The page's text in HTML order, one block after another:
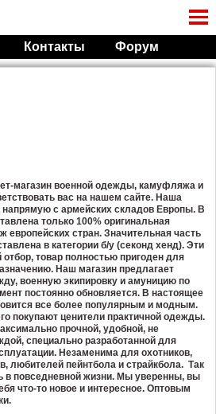
Контакты Форум
магазин военной одежды, камуфляжа и
вас на нашем сайте. Наша
напрямую с армейских складов Европы. В
только 100% оригинальная
европейских стран. Значительная часть
в категории б/у (секонд хенд). Эти
товар полностью пригоден для
Наш магазин предлагает
военную экипировку и амуницию по
постоянно обновляется. В настоящее
все более популярным и модным.
покупают ценители практичной одежды.
прочной, удобной, не
специально разработанной для
Незаменима для охотников,
любителей пейнтбола и страйкбола. Так
в повседневной жизни. Мы уверенны, вы
что-то новое и интересное. Оптовым